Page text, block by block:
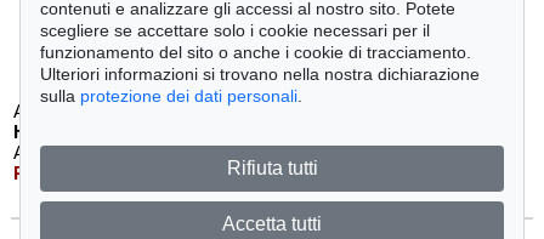
Stima:€ 1,500
Stima:€ 1,000
Auction 549 - Lot 45
H. KLEIST
Amphitryon, 1807
Risultato:
Auction 556 - Lot 53
Familie Schroffenstein, 1803
Risultato:€ 7,500
contenuti e analizzare gli accessi al nostro sito. Potete
scegliere se accettare solo i cookie necessari per il
funzionamento del sito o anche i cookie di tracciamento.
Ulteriori informazioni si trovano nella nostra dichiarazione
sulla protezione dei dati personali
Rifiuta tutti
Accetta tutti